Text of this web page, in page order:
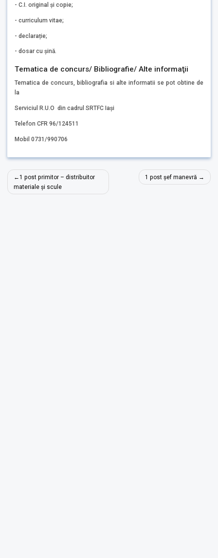
- C.I. original și copie;
- curriculum vitae;
- declarație;
- dosar cu șină.
Tematica de concurs/ Bibliografie/ Alte informaţii
Tematica de concurs, bibliografia si alte informatii se pot obtine de
la
Serviciul R.U.O din cadrul SRTFC Iași
Telefon CFR 96/124511
Mobil 0731/990706
Navigare
în
1 post primitor – distribuitor
materiale și scule
1 post șef manevră